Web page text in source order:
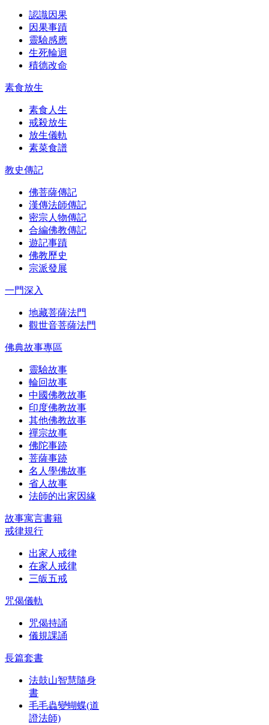
認識因果
因果事蹟
靈驗感應
生死輪迴
積德改命
素食放生
素食人生
戒殺放生
放生儀軌
素菜食譜
教史傳記
佛菩薩傳記
漢傳法師傳記
密宗人物傳記
合編佛教傳記
遊記事蹟
佛教歷史
宗派發展
一門深入
地藏菩薩法門
觀世音菩薩法門
佛典故事專區
靈驗故事
輪回故事
中國佛教故事
印度佛教故事
其他佛教故事
禪宗故事
佛陀事跡
菩薩事跡
名人學佛故事
省人故事
法師的出家因緣
故事寓言書籍
戒律規行
出家人戒律
在家人戒律
三皈五戒
咒偈儀軌
咒偈持誦
儀規課誦
長篇套書
法鼓山智慧隨身
書
毛毛蟲變蝴蝶(道
證法師)